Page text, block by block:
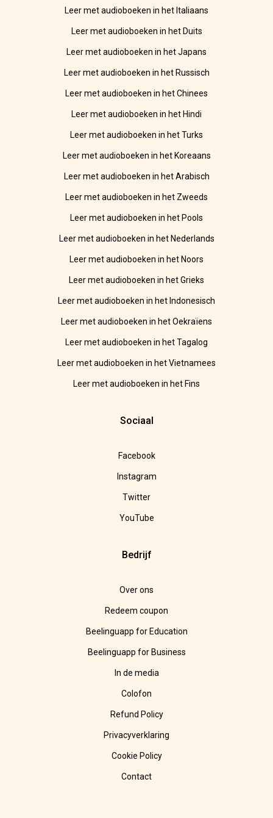
Leer met audioboeken in het Italiaans
Leer met audioboeken in het Duits
Leer met audioboeken in het Japans
Leer met audioboeken in het Russisch
Leer met audioboeken in het Chinees
Leer met audioboeken in het Hindi
Leer met audioboeken in het Turks
Leer met audioboeken in het Koreaans
Leer met audioboeken in het Arabisch
Leer met audioboeken in het Zweeds
Leer met audioboeken in het Pools
Leer met audioboeken in het Nederlands
Leer met audioboeken in het Noors
Leer met audioboeken in het Grieks
Leer met audioboeken in het Indonesisch
Leer met audioboeken in het Oekraïens
Leer met audioboeken in het Tagalog
Leer met audioboeken in het Vietnamees
Leer met audioboeken in het Fins
Sociaal
Facebook
Instagram
Twitter
YouTube
Bedrijf
Over ons
Redeem coupon
Beelinguapp for Education
Beelinguapp for Business
In de media
Colofon
Refund Policy
Privacyverklaring
Cookie Policy
Contact